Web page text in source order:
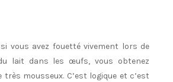
vous avez fouetté vivement lors de
lait dans les œufs, vous obtenez
très mousseux. C’est logique et c’est